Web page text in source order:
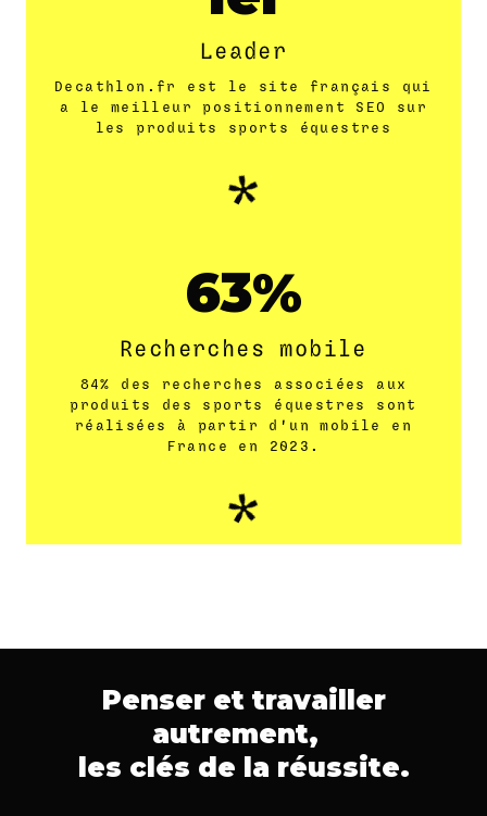
Leader
Decathlon.fr est le site français qui
a le meilleur positionnement SEO sur
les produits sports équestres
84
Recherches mobile
84% des recherches associées aux
produits des sports équestres sont
réalisées à partir d'un mobile en
France en 2023.
Penser et travailler
autrement,
les clés de la réussite.